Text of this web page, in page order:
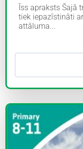
Īss apraksts Šajā
tiek iepazīstināti
attāluma...